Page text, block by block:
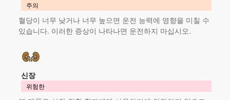
주의
혈당이 너무 낮거나 너무 높으면 운전 능력에 영향을 미칠 수
있습니다. 이러한 증상이 나타나면 운전하지 마십시오.
신장
위험한